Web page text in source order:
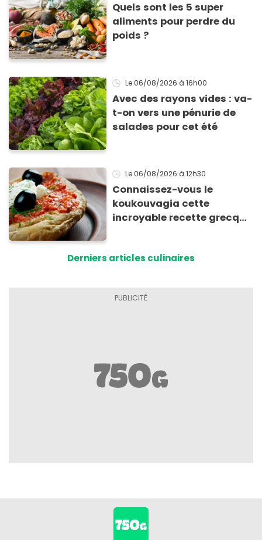
Quels sont les 5 super
aliments pour perdre du
poids ?
Le 06/08/2026 à 16h00
Avec des rayons vides : va-
t-on vers une pénurie de
salades pour cet été
Le 06/08/2026 à 12h30
Connaissez-vous le
koukouvagia cette
incroyable recette grecque
Derniers articles culinaires